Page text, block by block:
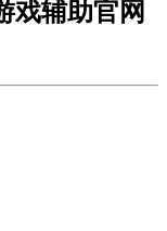
戏辅助官网